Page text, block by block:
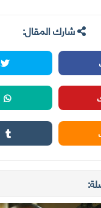
شارك المقال: